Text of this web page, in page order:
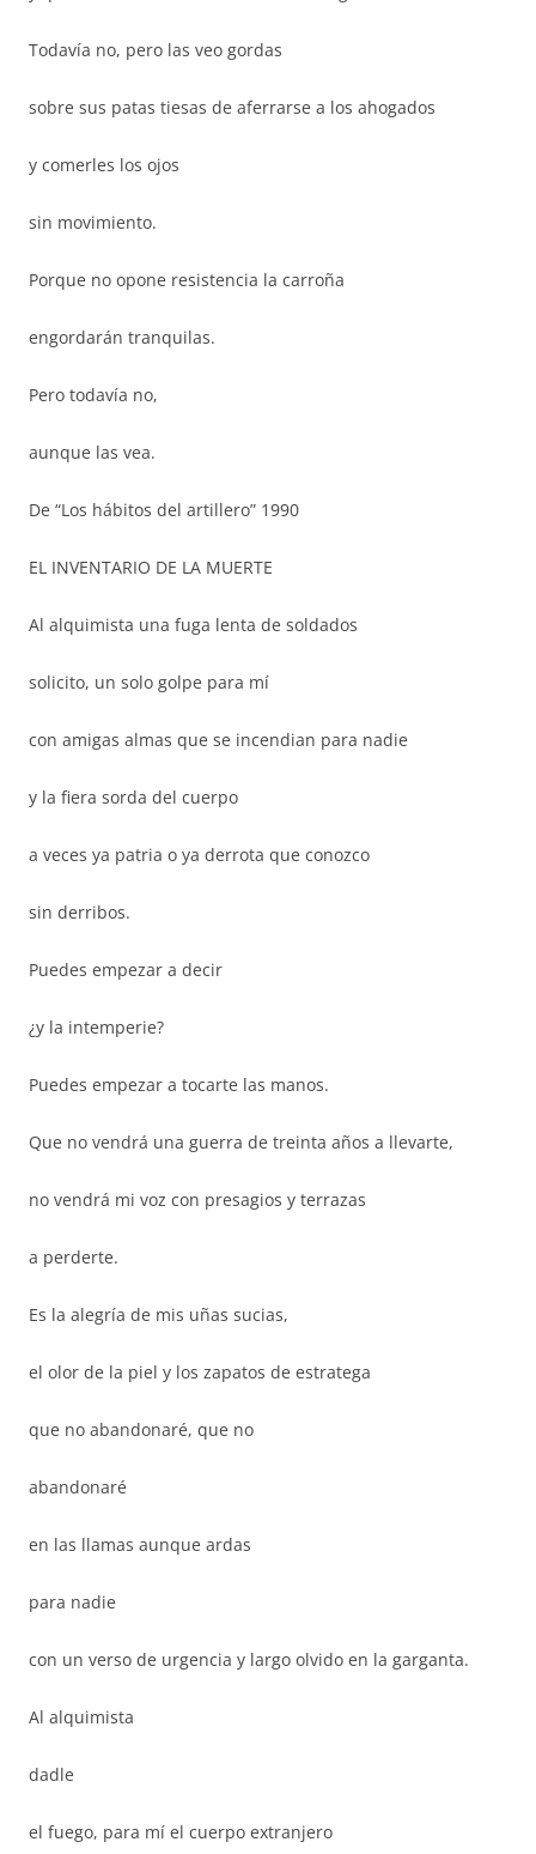
Todavía no, pero las veo gordas
sobre sus patas tiesas de aferrarse a los ahogados
y comerles los ojos
sin movimiento.
Porque no opone resistencia la carroña
engordarán tranquilas.
Pero todavía no,
aunque las vea.
De “Los hábitos del artillero” 1990
EL INVENTARIO DE LA MUERTE
Al alquimista una fuga lenta de soldados
solicito, un solo golpe para mí
con amigas almas que se incendian para nadie
y la fiera sorda del cuerpo
a veces ya patria o ya derrota que conozco
sin derribos.
Puedes empezar a decir
¿y la intemperie?
Puedes empezar a tocarte las manos.
Que no vendrá una guerra de treinta años a llevarte,
no vendrá mi voz con presagios y terrazas
a perderte.
Es la alegría de mis uñas sucias,
el olor de la piel y los zapatos de estratega
que no abandonaré, que no
abandonaré
en las llamas aunque ardas
para nadie
con un verso de urgencia y largo olvido en la garganta.
Al alquimista
dadle
el fuego, para mí el cuerpo extranjero